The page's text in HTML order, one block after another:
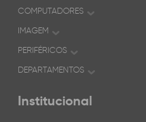
COMPUTADORES
IMAGEM
PERIFÉRICOS
DEPARTAMENTOS
Institucional